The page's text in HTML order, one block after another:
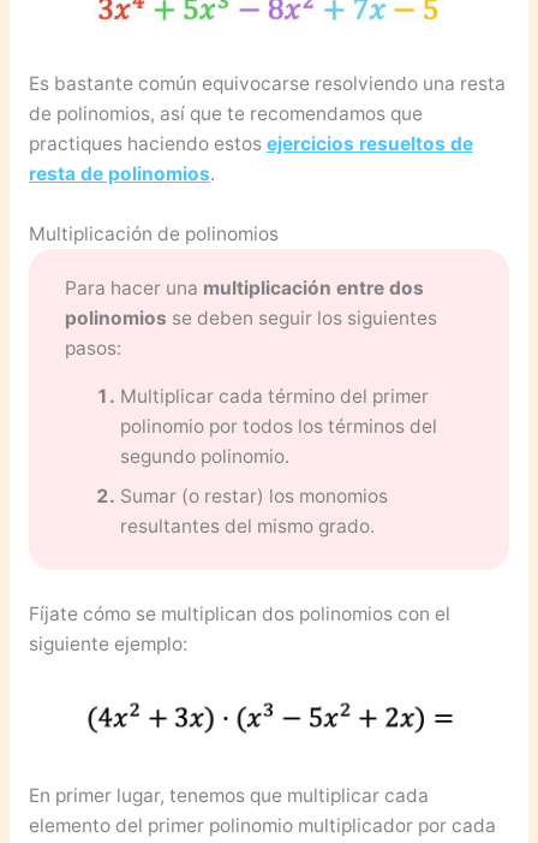
Es bastante común equivocarse resolviendo una resta
de polinomios, así que te recomendamos que
practiques haciendo estos ejercicios resueltos de
resta de polinomios.
Multiplicación de polinomios
Para hacer una multiplicación entre dos
polinomios se deben seguir los siguientes
pasos:
Multiplicar cada término del primer
polinomio por todos los términos del
segundo polinomio.
Sumar (o restar) los monomios
resultantes del mismo grado.
Fíjate cómo se multiplican dos polinomios con el
siguiente ejemplo:
En primer lugar, tenemos que multiplicar cada
elemento del primer polinomio multiplicador por cada